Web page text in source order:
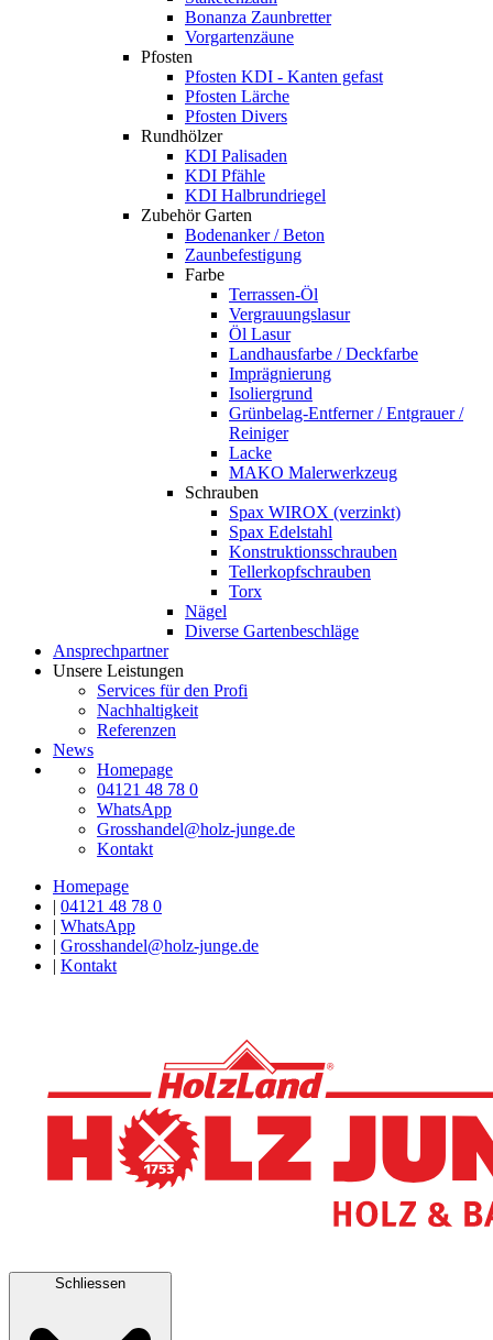
Bonanza Zaunbretter
Vorgartenzäune
Pfosten
Pfosten KDI - Kanten gefast
Pfosten Lärche
Pfosten Divers
Rundhölzer
KDI Palisaden
KDI Pfähle
KDI Halbrundriegel
Zubehör Garten
Bodenanker / Beton
Zaunbefestigung
Farbe
Terrassen-Öl
Vergrauungslasur
Öl Lasur
Landhausfarbe / Deckfarbe
Imprägnierung
Isoliergrund
Grünbelag-Entferner / Entgrauer /
Reiniger
Lacke
MAKO Malerwerkzeug
Schrauben
Spax WIROX (verzinkt)
Spax Edelstahl
Konstruktionsschrauben
Tellerkopfschrauben
Torx
Nägel
Diverse Gartenbeschläge
Ansprechpartner
Unsere Leistungen
Services für den Profi
Nachhaltigkeit
Referenzen
News
Homepage
04121 48 78 0
WhatsApp
Grosshandel@holz-junge.de
Kontakt
Homepage
| 04121 48 78 0
| WhatsApp
| Grosshandel@holz-junge.de
| Kontakt
Schliessen